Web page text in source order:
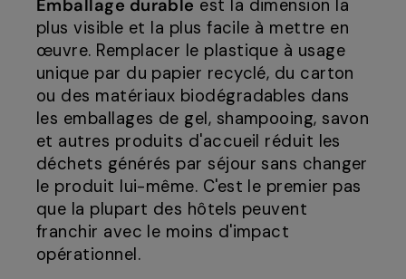
Emballage durable est la dimension la
plus visible et la plus facile à mettre en
œuvre. Remplacer le plastique à usage
unique par du papier recyclé, du carton
ou des matériaux biodégradables dans
les emballages de gel, shampooing, savon
et autres produits d'accueil réduit les
déchets générés par séjour sans changer
le produit lui-même. C'est le premier pas
que la plupart des hôtels peuvent
franchir avec le moins d'impact
opérationnel.